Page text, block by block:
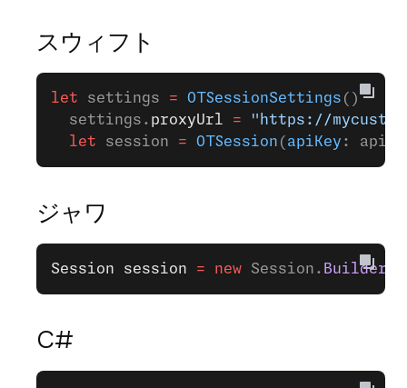
スウィフト
let settings = OTSessionSettings ()
  settings.
proxyUrl = "https://
  let
session = OTSession ( apiKey :
ジャワ
Session session = new Session. Builder
C#